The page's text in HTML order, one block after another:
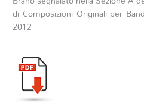
di Composizioni Originali per
2012